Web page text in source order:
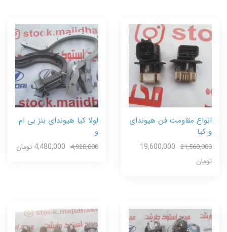
انواع مقاومت فن هیوندای
و کیا
21,560,000
19,600,000
تومان
لولا کیا هیوندای بنز بی ام
و
4,928,000 4,480,000 تومان